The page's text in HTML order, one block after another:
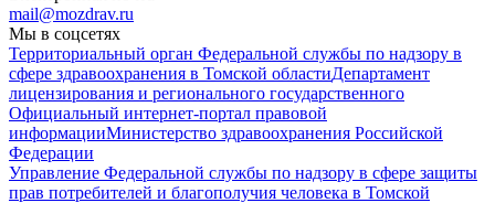
mail@mozdrav.ru
Мы в соцсетях
Территориальный орган Федеральной службы по надзору в
сфере здравоохранения в Томской областиДепартамент
лицензирования и регионального государственного
Официальный интернет-портал правовой
информацииМинистерство здравоохранения Российской
Федерации
Управление Федеральной службы по надзору в сфере защиты
прав потребителей и благополучия человека в Томской